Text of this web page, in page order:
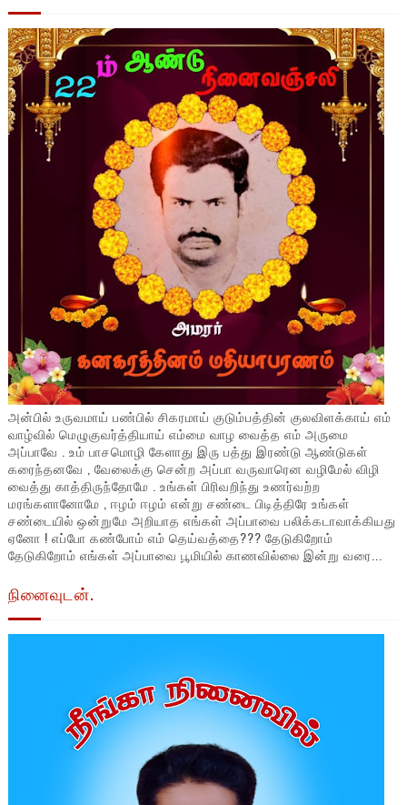
அன்பில் உருவமாய் பண்பில் சிகரமாய் குடும்பத்தின் குலவிளக்காய் எம்
வாழ்வில் மெழுகுவர்த்தியாய் எம்மை வாழ வைத்த எம் அருமை
அப்பாவே . உம் பாசமொழி கேளாது இரு பத்து இரண்டு ஆண்டுகள்
கரைந்தனவே , வேலைக்கு சென்ற அப்பா வருவாரென வழிமேல் விழி
வைத்து காத்திருந்தோமே . உங்கள் பிரிவறிந்து உணர்வற்ற
மரங்களானோமே , ஈழம் ஈழம் என்று சண்டை பிடித்திரே உங்கள்
சண்டையில் ஒன்றுமே அறியாத எங்கள் அப்பாவை பலிக்கடாவாக்கியது
ஏனோ ! எப்போ கண்போம் எம் தெய்வத்தை??? தேடுகிறோம்
தேடுகிறோம் எங்கள் அப்பாவை பூமியில் காணவில்லை இன்று வரை...
நினைவுடன்.